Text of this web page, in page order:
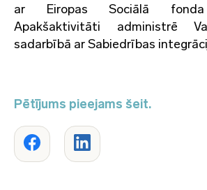
ar Eiropas Sociālā fonda
Apakšaktivitāti administrē
sadarbībā ar Sabiedrības
Pētījums pieejams šeit.